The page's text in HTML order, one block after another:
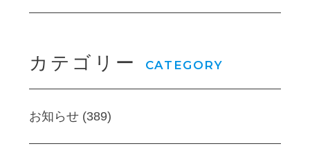
カテゴリー CATEGORY
お知らせ (389)